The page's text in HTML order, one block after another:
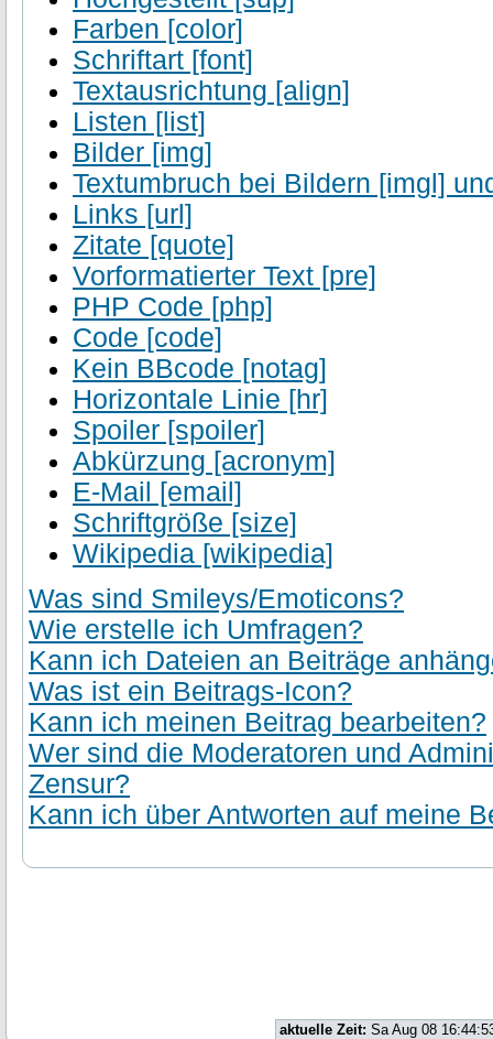
Farben [color]
Schriftart [font]
Textausrichtung [align]
Listen [list]
Bilder [img]
Textumbruch bei Bildern [imgl]
Links [url]
Zitate [quote]
Vorformatierter Text [pre]
PHP Code [php]
Code [code]
Kein BBcode [notag]
Horizontale Linie [hr]
Spoiler [spoiler]
Abkürzung [acronym]
E-Mail [email]
Schriftgröße [size]
Wikipedia [wikipedia]
Was sind Smileys/Emoticons?
Wie erstelle ich Umfragen?
Kann ich Dateien an Beiträge
Was ist ein Beitrags-Icon?
Kann ich meinen Beitrag bearbeiten?
Wer sind die Moderatoren und
Zensur?
Kann ich über Antworten auf meine
aktuelle Zeit: Sa Aug 08